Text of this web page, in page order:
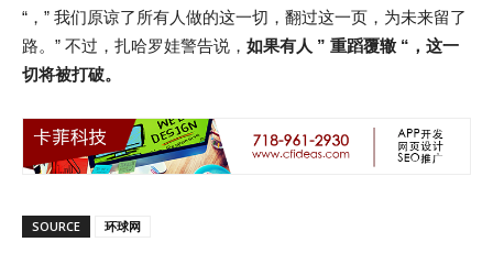
“，” 我们原谅了所有人做的这一切，翻过这一页，为未来留了
路。” 不过，扎哈罗娃警告说， 如果有人 ” 重蹈覆辙 “，这一
切将被打破。
SOURCE 环球网